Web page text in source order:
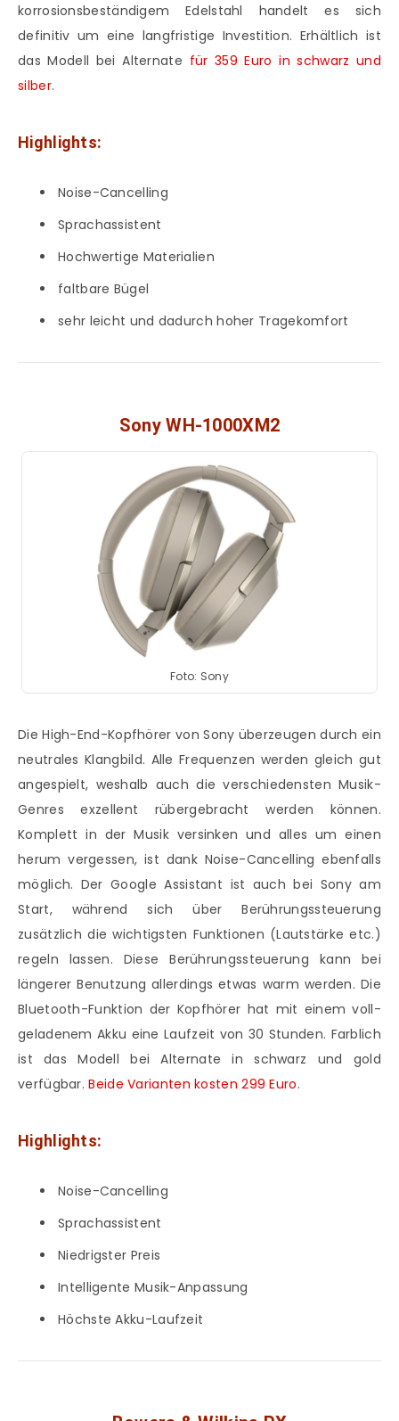
korrosionsbeständigem Edelstahl handelt es sich
definitiv um eine langfristige Investition. Erhältlich ist
das Modell bei Alternate für 359 Euro in schwarz und
silber.
Highlights:
Noise-Cancelling
Sprachassistent
Hochwertige Materialien
faltbare Bügel
sehr leicht und dadurch hoher Tragekomfort
Sony WH-1000XM2
Foto: Sony
Die High-End-Kopfhörer von Sony überzeugen durch ein
neutrales Klangbild. Alle Frequenzen werden gleich gut
angespielt, weshalb auch die verschiedensten Musik-
Genres exzellent rübergebracht werden können.
Komplett in der Musik versinken und alles um einen
herum vergessen, ist dank Noise-Cancelling ebenfalls
möglich. Der Google Assistant ist auch bei Sony am
Start, während sich über Berührungssteuerung
zusätzlich die wichtigsten Funktionen (Lautstärke etc.)
regeln lassen. Diese Berührungssteuerung kann bei
längerer Benutzung allerdings etwas warm werden. Die
Bluetooth-Funktion der Kopfhörer hat mit einem voll-
geladenem Akku eine Laufzeit von 30 Stunden. Farblich
ist das Modell bei Alternate in schwarz und gold
verfügbar.Beide Varianten kosten 299 Euro.
Highlights:
Noise-Cancelling
Sprachassistent
Niedrigster Preis
Intelligente Musik-Anpassung
Höchste Akku-Laufzeit